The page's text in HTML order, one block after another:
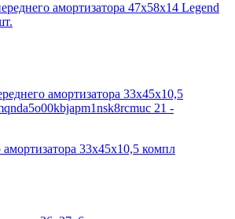
амортизатора 47x58x14 Legend
33x45x10,5 компл